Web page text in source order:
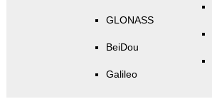
GLONASS
BeiDou
Galileo